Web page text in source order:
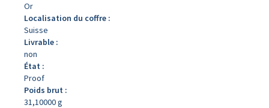
Or
Localisation du coffre :
Suisse
Livrable :
non
État :
Proof
Poids brut :
31,10000 g